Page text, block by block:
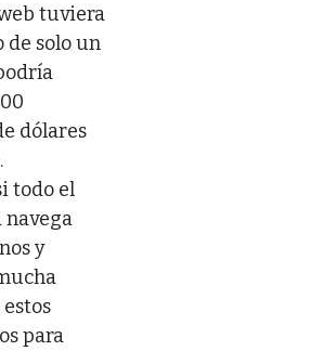
tuviera
de solo un
dólares
todo el
navega
y
para